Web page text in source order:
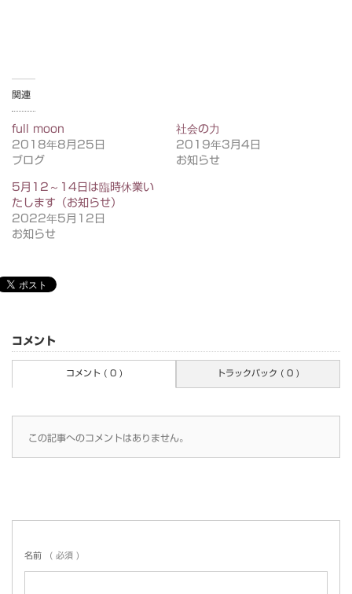
関連
full moon
2018年8月25日
ブログ
社会の力
2019年3月4日
お知らせ
5月12～14日は臨時休業い
たします（お知らせ）
2022年5月12日
お知らせ
コメント
コメント ( 0 ) トラックバック ( 0 )
この記事へのコメントはありません。
名前 ( 必須 )